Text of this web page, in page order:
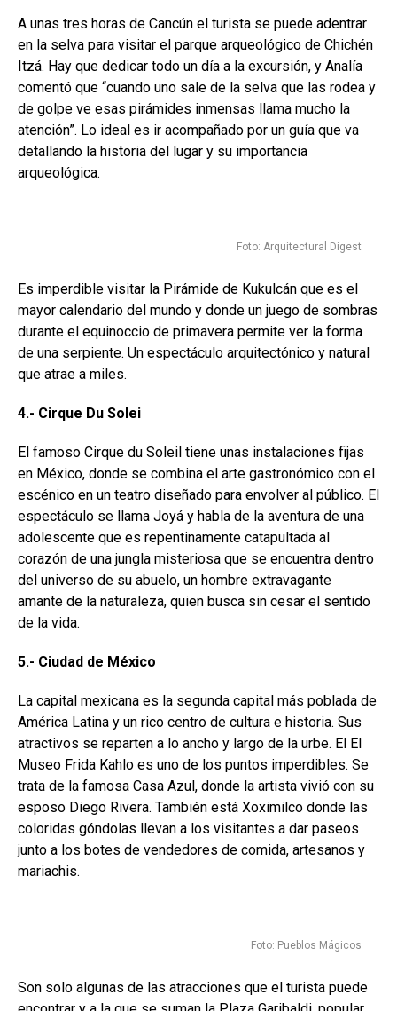
A unas tres horas de Cancún el turista se puede adentrar
en la selva para visitar el parque arqueológico de Chichén
Itzá. Hay que dedicar todo un día a la excursión, y Analía
comentó que “cuando uno sale de la selva que las rodea y
de golpe ve esas pirámides inmensas llama mucho la
atención”. Lo ideal es ir acompañado por un guía que va
detallando la historia del lugar y su importancia
arqueológica.
Foto: Arquitectural Digest
Es imperdible visitar la Pirámide de Kukulcán que es el
mayor calendario del mundo y donde un juego de sombras
durante el equinoccio de primavera permite ver la forma
de una serpiente. Un espectáculo arquitectónico y natural
que atrae a miles.
4.- Cirque Du Solei
El famoso Cirque du Soleil tiene unas instalaciones fijas
en México, donde se combina el arte gastronómico con el
escénico en un teatro diseñado para envolver al público. El
espectáculo se llama Joyá y habla de la aventura de una
adolescente que es repentinamente catapultada al
corazón de una jungla misteriosa que se encuentra dentro
del universo de su abuelo, un hombre extravagante
amante de la naturaleza, quien busca sin cesar el sentido
de la vida.
5.- Ciudad de México
La capital mexicana es la segunda capital más poblada de
América Latina y un rico centro de cultura e historia. Sus
atractivos se reparten a lo ancho y largo de la urbe. El El
Museo Frida Kahlo es uno de los puntos imperdibles. Se
trata de la famosa Casa Azul, donde la artista vivió con su
esposo Diego Rivera. También está Xoximilco donde las
coloridas góndolas llevan a los visitantes a dar paseos
junto a los botes de vendedores de comida, artesanos y
mariachis.
Foto: Pueblos Mágicos
Son solo algunas de las atracciones que el turista puede